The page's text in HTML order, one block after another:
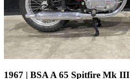
1967 | BSA A 65 Spitfire Mk III